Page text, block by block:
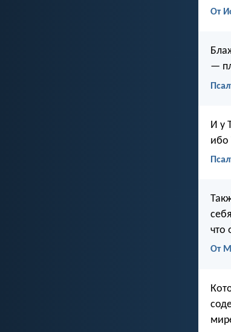
От
—
И у
ибо
что
От